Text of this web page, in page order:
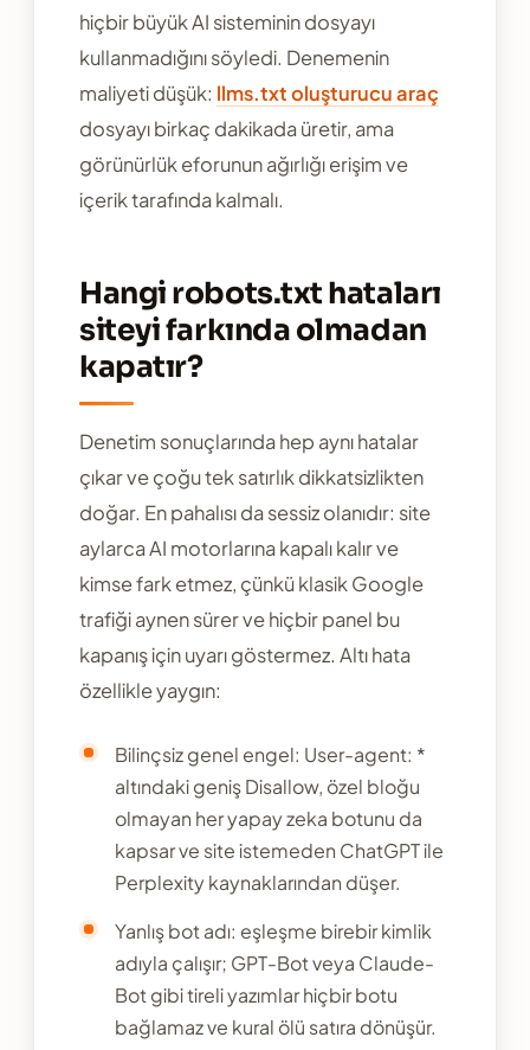
hiçbir büyük AI sisteminin dosyayı
kullanmadığını söyledi. Denemenin
maliyeti düşük: llms.txt oluşturucu araç
dosyayı birkaç dakikada üretir, ama
görünürlük eforunun ağırlığı erişim ve
içerik tarafında kalmalı.
Hangi robots.txt hataları
siteyi farkında olmadan
kapatır?
Denetim sonuçlarında hep aynı hatalar
çıkar ve çoğu tek satırlık dikkatsizlikten
doğar. En pahalısı da sessiz olanıdır: site
aylarca AI motorlarına kapalı kalır ve
kimse fark etmez, çünkü klasik Google
trafiği aynen sürer ve hiçbir panel bu
kapanış için uyarı göstermez. Altı hata
özellikle yaygın:
Bilinçsiz genel engel: User-agent: *
altındaki geniş Disallow, özel bloğu
olmayan her yapay zeka botunu da
kapsar ve site istemeden ChatGPT ile
Perplexity kaynaklarından düşer.
Yanlış bot adı: eşleşme birebir kimlik
adıyla çalışır; GPT-Bot veya Claude-
Bot gibi tireli yazımlar hiçbir botu
bağlamaz ve kural ölü satıra dönüşür.